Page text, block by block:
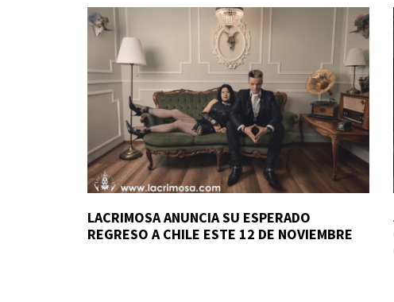
LACRIMOSA ANUNCIA SU ESPERADO
REGRESO A CHILE ESTE 12 DE NOVIEMBRE